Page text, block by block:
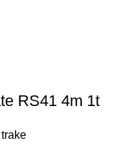
RS41 4m 1t